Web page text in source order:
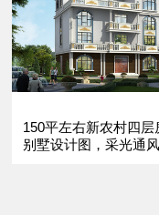
150平左右新农村四层
别墅设计图，采光通